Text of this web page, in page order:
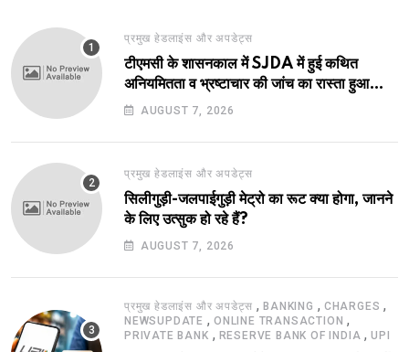
प्रमुख हेडलाइंस और अपडेट्स
टीएमसी के शासनकाल में SJDA में हुई कथित
अनियमितता व भ्रष्टाचार की जांच का रास्ता हुआ
प्रशस्त! एक नए अवतार में लौटा SJDA!
AUGUST 7, 2026
प्रमुख हेडलाइंस और अपडेट्स
सिलीगुड़ी-जलपाईगुड़ी मेट्रो का रूट क्या होगा, जानने
के लिए उत्सुक हो रहे हैं?
AUGUST 7, 2026
प्रमुख हेडलाइंस और अपडेट्स ,BANKING , CHARGES ,
NEWSUPDATE , ONLINE TRANSACTION ,
PRIVATE BANK , RESERVE BANK OF INDIA ,UPI